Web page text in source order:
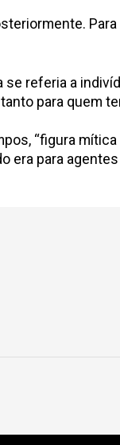
Para
referia a
para quem
“figura
para